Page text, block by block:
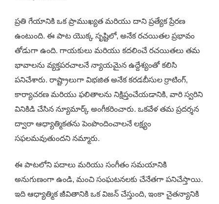
ప్రతి గేయానికి ఒక ప్రాముఖ్యత మరియు దాని ప్రత్యేక ప్రేరణ
ఉంటుంది. ఈ పాట యొక్క సృష్టిలో, అనేక రచయితల ప్రభావం
తోడుగా ఉంది. గాయకులు మరియు కదలించే రచయితలు తమ
భావాలను వ్యక్తపరచాలనే న్యాయమైన ఉద్దేశ్యంతో కలిసి
పనిచేశారు. రాష్ట్రాలుగా విభజిత అనేక కరడబీసుల ర్రాటింగ్,
కార్యాచరణ మరియు ఫలితాలను నిక్షిప్తంచేయడానికి, వారి స్వరిని
వినికిడి చేసిన న్యూమార్క్ అంగీకరించారు. ఒకవేళ తమ ప్రదర్శన
ద్వారా ఆధ్యాత్మికతను పెంపొందించాలనే లక్ష్యం
సఫలమవుతుందని నమ్మారు.
ఈ పాటలోని పదాలు మరియు సంగీతం సమయానికి
అనుగుణంగా ఉండి, మంచి సంఘటనలకు చేనేతగా పనిచేస్తాయి.
ఇది ఆధ్యాత్మిక జీవితానికి ఒక విజన్ చేస్తుంది, ఇంకా చైతన్యానికి